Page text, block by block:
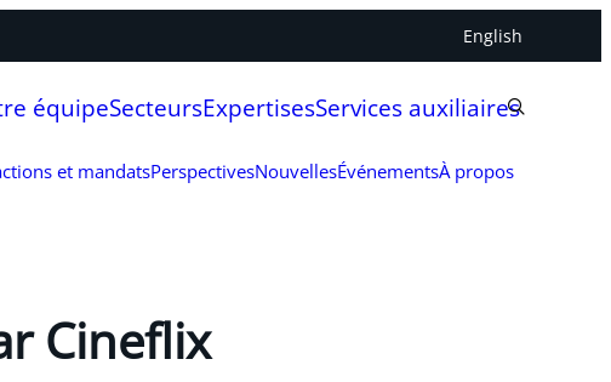
English
équipeSecteursExpertisesServices auxiliaires
et mandatsPerspectivesNouvellesÉvénementsÀ propos
Cineflix